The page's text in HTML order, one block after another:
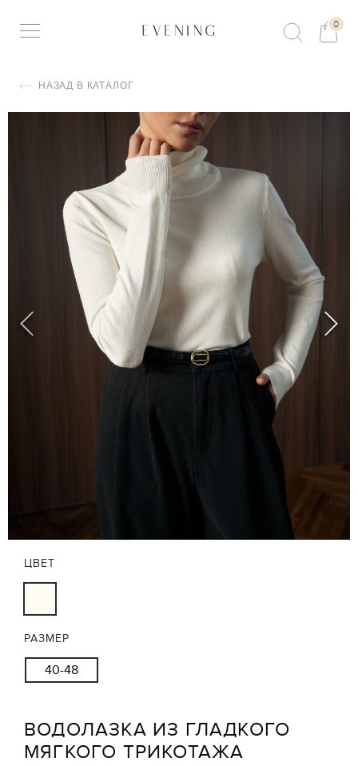
0
НАЗАД В КАТАЛОГ
ВОДОЛАЗКА ИЗ ГЛАДКОГО
МЯГКОГО ТРИКОТАЖА
РАЗМЕР
40-48
ЦВЕТ